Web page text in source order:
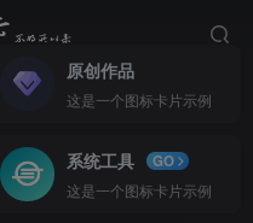
原创作品
这是一个图标卡片示例
系统工具
GO
这是一个图标卡片示例